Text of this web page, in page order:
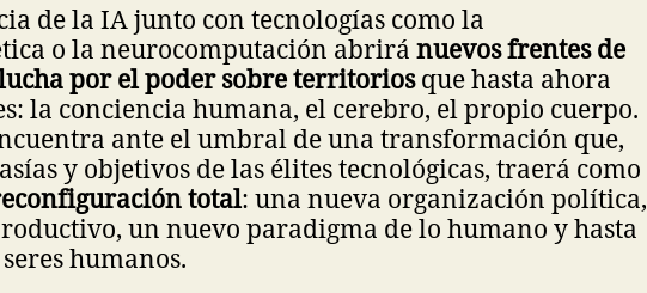
de la IA junto con tecnologías como la
o la neurocomputación abrirá nuevos frentes de
por el poder sobre territoriosque hasta ahora
la conciencia humana, el cerebro, el propio cuerpo.
ante el umbral de una transformación que,
y objetivos de las élites tecnológicas, traerá como
total: una nueva organización política,
un nuevo paradigma de lo humano y hasta
humanos.